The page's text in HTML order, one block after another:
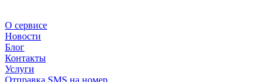
О сервисе
Новости
Блог
Контакты
Услуги